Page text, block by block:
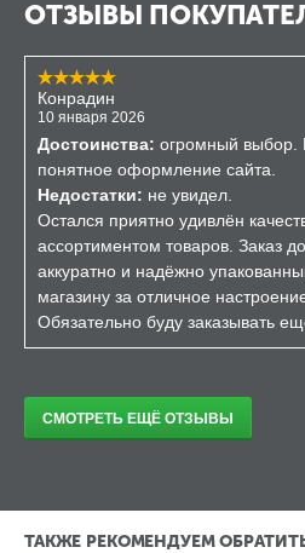
ОТЗЫВЫ
Конрадин
10 января 2026
Достоинства: огромный выбор.
понятное оформление сайта.
Недостатки: не увидел.
Остался приятно удивлён
ассортиментом товаров. Заказ
аккуратно и надёжно
магазину за отличное
Обязательно буду заказывать
СМОТРЕТЬ ЕЩЁ ОТЗЫВЫ
ТАКЖЕ РЕКОМЕНДУЕМ